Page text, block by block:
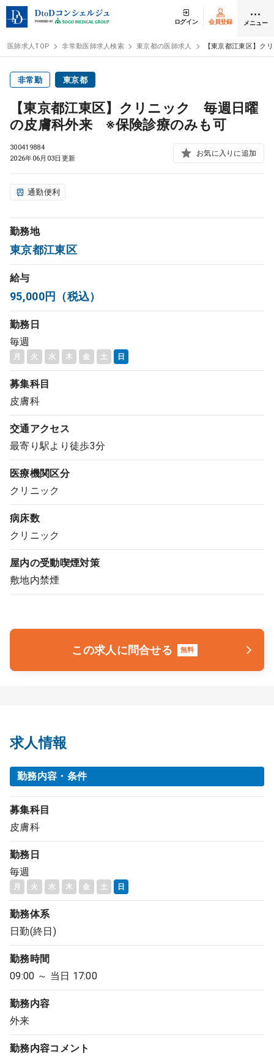
ログイン 会員登録 メニュー
医師求人
常勤検索 転職
非常勤検索
DtoDの転職・アルバイト支援
コンサルタント
成功事例
転職ノウハウ
クリニック開業
DtoDとは
お問合せ
採用をお考えの医療機関の方
医師求人TOP 非常勤医師求人検索 東京都の医師求人 【東京都江東区】
非常勤 東京都
【東京都江東区】クリニック 毎週日曜
の皮膚科外来 ※保険診療のみも可
300419884
2026年06月03日更新
お気に入りに追加
通勤便利
勤務地
東京都江東区
給与
95,000円（税込）
勤務日
毎週
月 火 水 木 金 土 日
募集科目
皮膚科
交通アクセス
最寄り駅より徒歩3分
医療機関区分
クリニック
病床数
クリニック
屋内の受動喫煙対策
敷地内禁煙
この求人に問合せる 無料
求人情報
勤務内容・条件
募集科目
皮膚科
勤務日
毎週
月 火 水 木 金 土 日
勤務体系
日勤(終日)
勤務時間
09:00 ～ 当日 17:00
勤務内容
外来
勤務内容コメント